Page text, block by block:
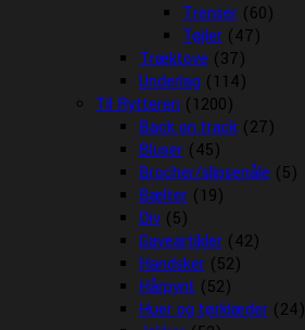
Trenser (60)
Tøjler (47)
Træktove (37)
Underlag (114)
Til Rytteren (1200)
Back on track (27)
Bluser (45)
Brocher/slipsenåle (5)
Bælter (19)
Div (5)
Gaveartikler (42)
Handsker (52)
Hårpynt (52)
Huer og tørklæder (24)